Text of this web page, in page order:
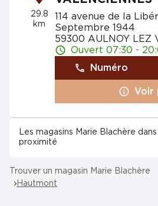
29.8
km
114 avenue de la
Septembre 1944
59300 AULNOY LEZ
Ouvert 07:30 -
Numéro
Voir
Les magasins Marie Blachère
proximité
Trouver un magasin Marie Blachère
Hautmont